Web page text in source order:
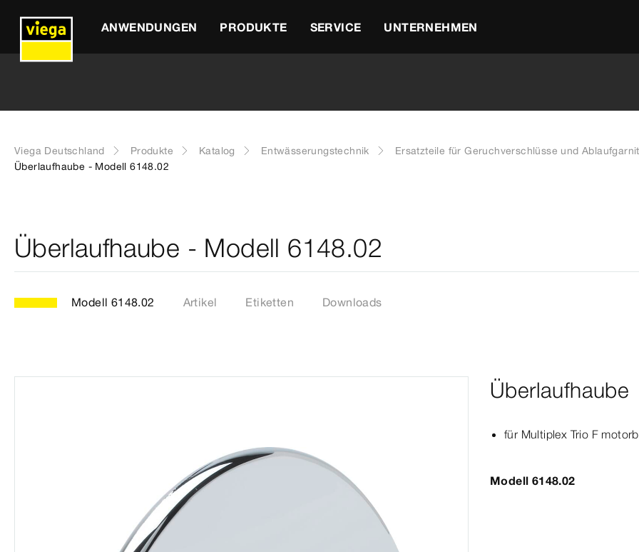
ANWENDUNGEN PRODUKTE SERVICE UNTERNEHMEN
Viega Deutschland Produkte Katalog Entwässerungstechnik Ersatzteile für Geruchverschlüsse und
Überlaufhaube - Modell 6148.02
Überlaufhaube - Modell 6148.02
Modell 6148.02 Artikel Etiketten Downloads
Überlaufhaube
für Multiplex Trio F
Modell 6148.02